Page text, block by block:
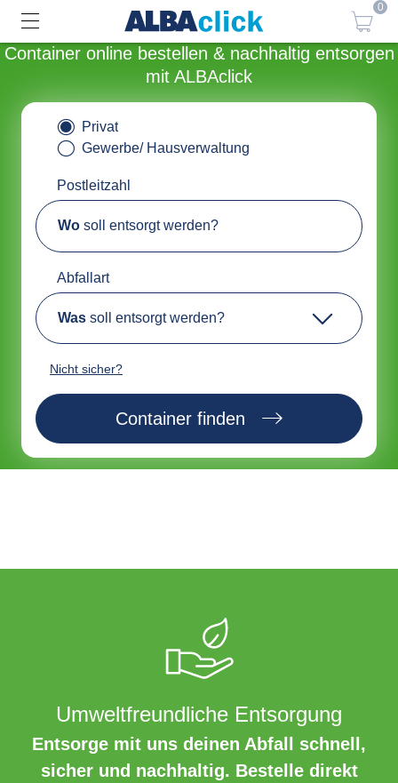
0
Container online bestellen & nachhaltig entsorgen
mit ALBAclick
Privat
Gewerbe/ Hausverwaltung
Postleitzahl
Wo soll entsorgt werden?
Abfallart
Was soll entsorgt werden?
Nicht sicher?
Container finden
Umweltfreundliche Entsorgung
Entsorge mit uns deinen Abfall schnell,
sicher und nachhaltig. Bestelle direkt